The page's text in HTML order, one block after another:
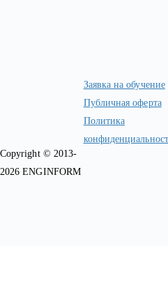
Copyright © 2013-
2026 ENGINFORM
Заявка на обучение
Публичная оферта
Политика